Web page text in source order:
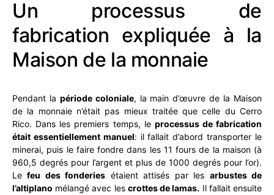
Un processus de
fabrication expliquée à la
Maison de la monnaie
Pendant la période coloniale, la main d’œuvre de la Maison
de la monnaie n’était pas mieux traitée que celle du Cerro
Rico. Dans les premiers temps, le processus de fabrication
était essentiellement manuel: il fallait d’abord transporter le
minerai, puis le faire fondre dans les 11 fours de la maison (à
960,5 degrés pour l’argent et plus de 1000 degrés pour l’or).
Lefeu des fonderies étaient attisés par les arbustes de
l’altiplano mélangé avec les crottes de lamas. Il fallait ensuite